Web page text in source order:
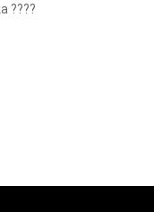
????